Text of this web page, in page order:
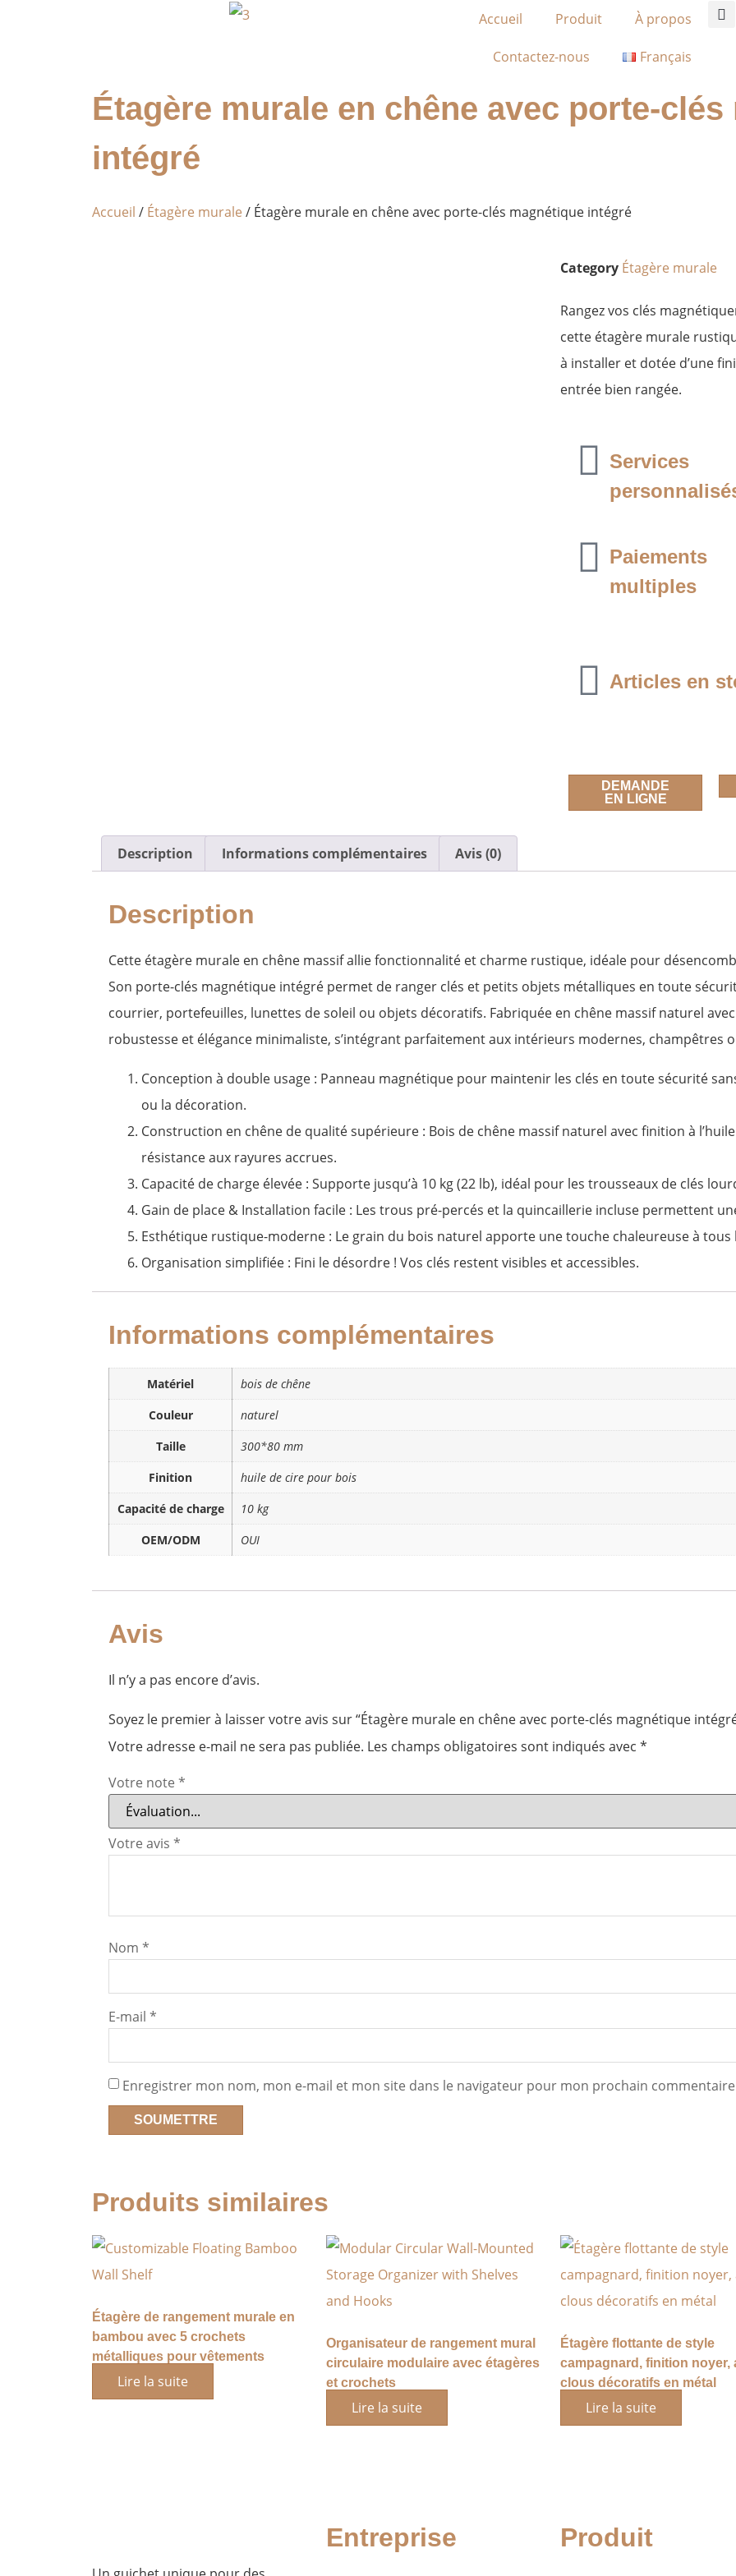
Accueil Produit À propos
Contactez-nous Français
Étagère murale en chêne avec porte-
intégré
Accueil / Étagère murale / Étagère murale en chêne avec porte-clés magnétique intégré
Category Étagère murale
Rangez vos clés
cette étagère murale
à installer et dotée d’une
entrée bien rangée.
Services
Paiements
multiples
Articles en
DEMANDE
EN LIGNE
Description Informations complémentaires Avis (0)
Description
Cette étagère murale en chêne massif allie fonctionnalité et charme rustique, idéale pour
Son porte-clés magnétique intégré permet de ranger clés et petits objets métalliques en toute
courrier, portefeuilles, lunettes de soleil ou objets décoratifs. Fabriquée en chêne massif naturel
robustesse et élégance minimaliste, s’intégrant parfaitement aux intérieurs modernes, champêtres
​​Conception à double usage​ : Panneau magnétique pour maintenir les clés en toute sécurité
ou la décoration.
​​Construction en chêne de qualité supérieure​ : Bois de chêne massif naturel avec finition à
résistance aux rayures accrues.
​​Capacité de charge élevée​ : Supporte jusqu’à ​​10 kg​ (22 lb), idéal pour les trousseaux de clés
​​Gain de place & Installation facile : Les trous pré-percés et la quincaillerie incluse permettent
Esthétique rustique-moderne : Le grain du bois naturel apporte une touche chaleureuse à tous
Organisation simplifiée : Fini le désordre ! Vos clés restent visibles et accessibles.
Informations complémentaires
Matériel
bois de chêne
Couleur
naturel
Taille
300*80 mm
Finition
huile de cire pour bois
Capacité de charge
10 kg
OEM/ODM
OUI
Avis
Il n’y a pas encore d’avis.
Soyez le premier à laisser votre avis sur “Étagère murale en chêne avec porte-clés magnétique
Votre adresse e-mail ne sera pas publiée. Les champs obligatoires sont indiqués avec *
Votre note *
Votre avis *
Nom *
E-mail *
Enregistrer mon nom, mon e-mail et mon site dans le navigateur pour mon prochain
Produits similaires
Étagère de rangement murale en
bambou avec 5 crochets
métalliques pour vêtements
Lire la suite
Organisateur de rangement mural
circulaire modulaire avec étagères
et crochets
Lire la suite
Étagère flottante de style
campagnard, finition noyer,
clous décoratifs en métal
Lire la suite
Entreprise Produit